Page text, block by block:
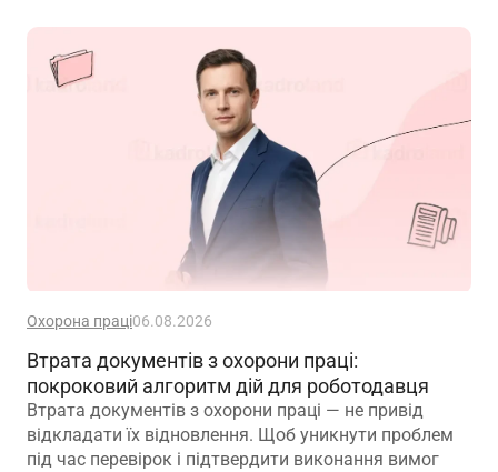
Охорона праці06.08.2026
Втрата документів з охорони праці:
покроковий алгоритм дій для роботодавця
Втрата документів з охорони праці — не привід
відкладати їх відновлення. Щоб уникнути проблем
під час перевірок і підтвердити виконання вимог